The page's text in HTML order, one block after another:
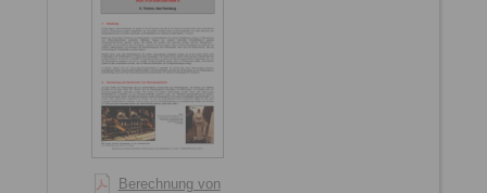
Berechnung von